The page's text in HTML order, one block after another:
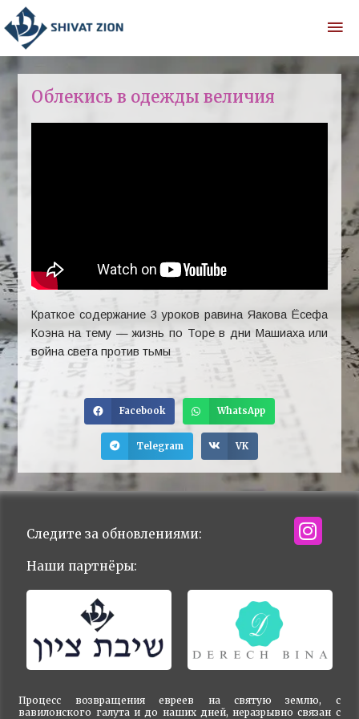
Облекись в одежды величия
Краткое содержание 3 уроков равина Яакова Ёсефа
Коэна на тему — жизнь по Торе в дни Машиаха или
война света против тьмы
Facebook WhatsApp
Telegram VK
Процесс возвращения евреев на святую землю, с
вавилонского галута и до наших дней, неразрывно связан с
Следите за обновлениями:
Наши партнёры: